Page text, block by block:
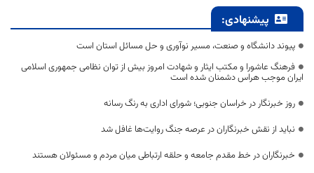
پیشنهادی:
پیوند دانشگاه و صنعت، مسیر نوآوری و حل مسائل استان است
فرهنگ عاشورا و مکتب ایثار و شهادت امروز بیش از توان نظامی جمهوری اسلامی
ایران موجب هراس دشمنان شده است
روز خبرنگار در خراسان جنوبی؛ شورای اداری به رنگ رسانه
نباید از نقش خبرنگاران در عرصه جنگ روایت‌ها غافل شد
خبرنگاران در خط مقدم جامعه و حلقه ارتباطی میان مردم و مسئولان هستند